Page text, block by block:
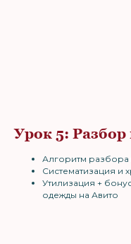
Урок 5: Разбор
Алгоритм разбора
Систематизация и
Утилизация +
одежды на Авито